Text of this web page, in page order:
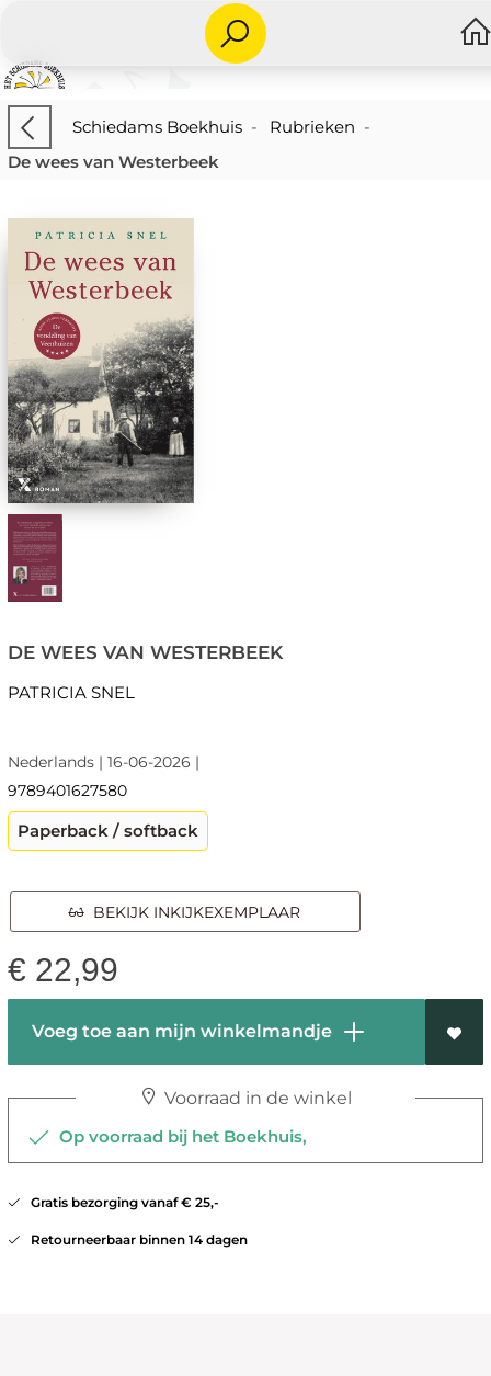
Schiedams Boekhuis- Rubrieken -
De wees van Westerbeek
DE WEES VAN WESTERBEEK
PATRICIA SNEL
Nederlands | 16-06-2026 |
9789401627580
Paperback / softback
BEKIJK INKIJKEXEMPLAAR
€ 22,99
Voeg toe aan mijn winkelmandje
Voorraad in de winkel
Op voorraad bij het Boekhuis,
Gratis bezorging vanaf € 25,-
Retourneerbaar binnen 14 dagen